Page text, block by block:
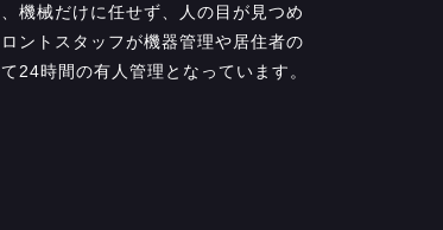
機械だけに任せず、人の目が見つめ
ントスタッフが機器管理や居住者の
24時間の有人管理となっています。